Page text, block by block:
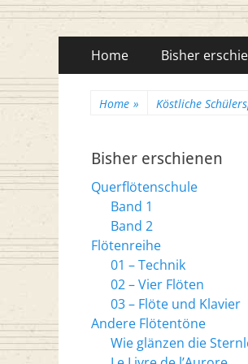
Primäres
Menü
Inhalt
Home Bisher
Home » Köstliche
Bisher erschienen
Querflötenschule
Band 1
Band 2
Flötenreihe
01 – Technik
02 – Vier Flöten
03 – Flöte und Klavier
Andere Flötentöne
Wie glänzen die